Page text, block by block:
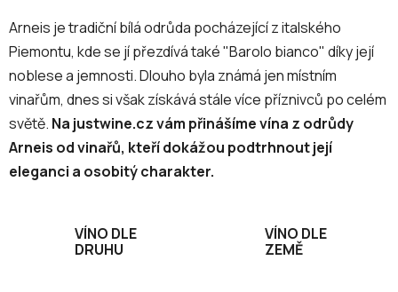
Arneis je tradiční bílá odrůda pocházející z italského
Piemontu, kde se jí přezdívá také "Barolo bianco" díky její
noblese a jemnosti. Dlouho byla známá jen místním
vinařům, dnes si však získává stále více příznivců po celém
světě. Na justwine.cz vám přinášíme vína z odrůdy
Arneis od vinařů, kteří dokážou podtrhnout její
eleganci a osobitý charakter.
VÍNO DLE
DRUHU
VÍNO DLE
ZEMĚ